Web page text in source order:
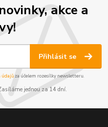
akce a
Přihlásit se
údajůza účelem rozesílky newsletteru.
jednou za 14 dní.